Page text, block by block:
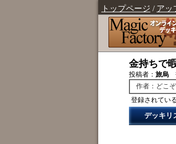
トップページ / アッ
金持ちで
投稿者： 旅烏
作者：どこ
登録されてい
デッキリ